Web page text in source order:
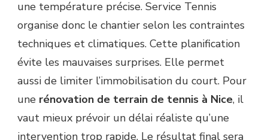
une température précise. Service Tennis
organise donc le chantier selon les contraintes
techniques et climatiques. Cette planification
évite les mauvaises surprises. Elle permet
aussi de limiter l’immobilisation du court. Pour
une rénovation de terrain de tennis à Nice, il
vaut mieux prévoir un délai réaliste qu’une
intervention trop rapide. Le résultat final sera